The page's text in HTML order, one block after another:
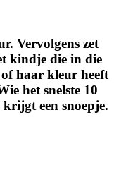
Vervolgens zet
kindje die in die
of haar kleur heeft
het snelste 10
een snoepje.